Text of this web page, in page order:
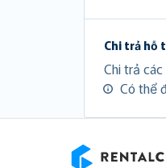
Chi trả hỗ
Chi trả
Có thể